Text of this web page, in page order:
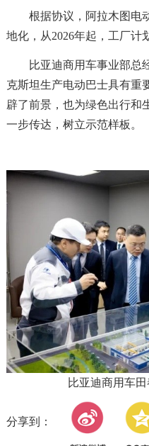
根据协议，阿拉木图电动
地化，从2026年起，工厂计
比亚迪商用车事业部总
克斯坦生产电动巴士具有重
辟了前景，也为绿色出行和
一步传达，树立示范样板。
比亚迪商用车
分享到：